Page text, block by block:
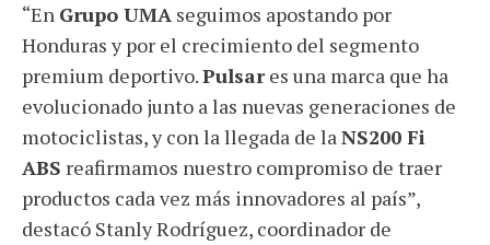
“En Grupo UMA seguimos apostando por
Honduras y por el crecimiento del segmento
premium deportivo.Pulsares una marca que ha
evolucionado junto a las nuevas generaciones de
motociclistas, y con la llegada de laNS200 Fi
ABS reafirmamos nuestro compromiso de traer
productos cada vez más innovadores al país”,
destacó Stanly Rodríguez, coordinador de